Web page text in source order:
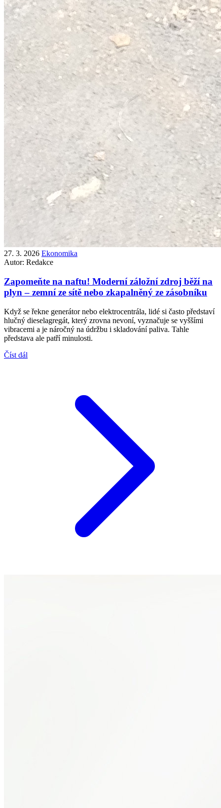
27. 3. 2026 Ekonomika
Autor: Redakce
Zapomeňte na naftu! Moderní záložní zdroj běží na
plyn – zemní ze sítě nebo zkapalněný ze zásobníku
Když se řekne generátor nebo elektrocentrála, lidé si často představí
hlučný dieselagregát, který zrovna nevoní, vyznačuje se vyššími
vibracemi a je náročný na údržbu i skladování paliva. Tahle
představa ale patří minulosti.
Číst dál